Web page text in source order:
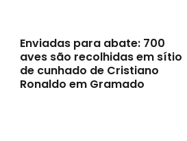
Enviadas para abate: 700
aves são recolhidas em sítio
de cunhado de Cristiano
Ronaldo em Gramado